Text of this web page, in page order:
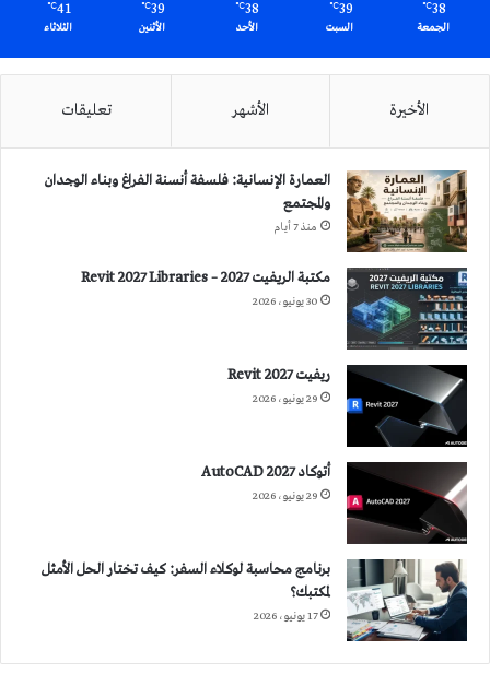
38
℃
الجمعة
39
℃
السبت
38
℃
الأحد
39
℃
الأثنين
41
℃
الثلاثاء
الأخيرة الأشهر تعليقات
العمارة الإنسانية: فلسفة أنسنة الفراغ وبناء الوجدان
والمجتمع
منذ 7 أيام
مكتبة الريفيت 2027 – Revit 2027 Libraries
30 يونيو، 2026
ريفيت 2027 Revit
29 يونيو، 2026
أتوكاد 2027 AutoCAD
29 يونيو، 2026
برنامج محاسبة لوكلاء السفر: كيف تختار الحل الأمثل
لمكتبك؟
17 يونيو، 2026